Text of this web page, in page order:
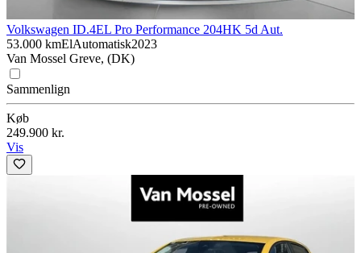
Volkswagen ID.4EL Pro Performance 204HK 5d Aut.
53.000 kmElAutomatisk2023
Van Mossel Greve, (DK)
Sammenlign
Køb
249.900 kr.
Vis